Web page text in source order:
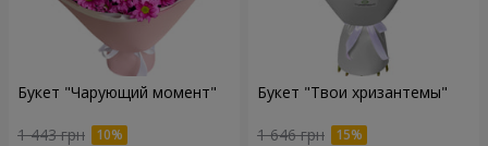
Букет "Чарующий момент"
1 443 грн
Букет "Твои хризантемы"
1 646 грн